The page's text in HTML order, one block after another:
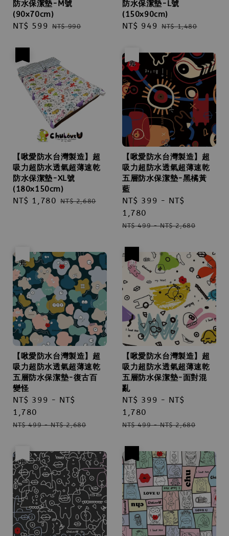
防水保潔墊-M號
(90x70cm)
Sale
NT$ 599 Regular
NT$ 990
防水保潔墊-L號
(150x90cm)
Sale
NT$ 949 Regular
NT$ 1,480
【啾愛防水台灣製造】超
吸力超防水透氣超薄速乾
防水保潔墊-XL號
(180x150cm)
Sale
NT$ 1,780 Regular
NT$ 2,680
【啾愛防水台灣製造】超
吸力超防水透氣超薄速乾
五層防水保潔墊-黑橘黃
藍
Sale
price
NT$ 399 - NT$
1,780
Regular
NT$ 499-NT$ 2,680
【啾愛防水台灣製造】超
吸力超防水透氣超薄速乾
五層防水保潔墊-復古百
變怪
Sale
price
NT$ 399 - NT$
1,780
Regular
NT$ 499-NT$ 2,680
【啾愛防水台灣製造】超
吸力超防水透氣超薄速乾
五層防水保潔墊-面對混
亂
Sale
price
NT$ 399 - NT$
1,780
Regular
NT$ 499-NT$ 2,680